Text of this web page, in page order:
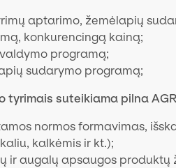
aptarimo, žemėlapių
konkurencingą kainą;
programą;
sudarymo programą;
tyrimais suteikiama pilna
normos formavimas,
kalkėmis ir kt.);
ir augalų apsaugos